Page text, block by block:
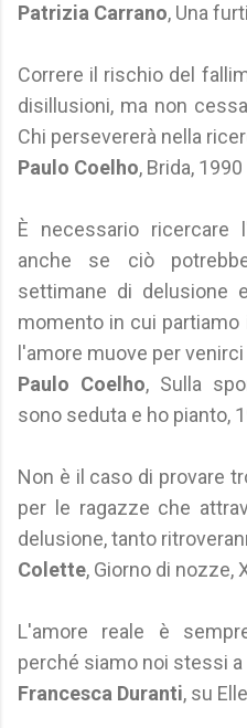
Patrizia Carrano, Una
Correre il rischio del
disillusioni, ma non
Chi persevererà nella
Paulo Coelho, Brida, 1990
È necessario
anche se ciò
settimane di delusione
momento in cui partiamo
l'amore muove per
Paulo Coelho, Sulla
sono seduta e ho pianto,
Non è il caso di provare
per le ragazze che
delusione, tanto
Colette, Giorno di nozze,
L'amore reale è
perché siamo noi stessi
Francesca Duranti, su